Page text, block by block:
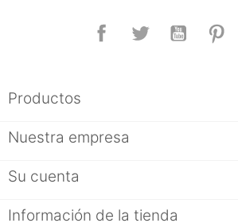
FacebookTwitter YouTube
Productos
Nuestra empresa
Su cuenta
Información de la tienda